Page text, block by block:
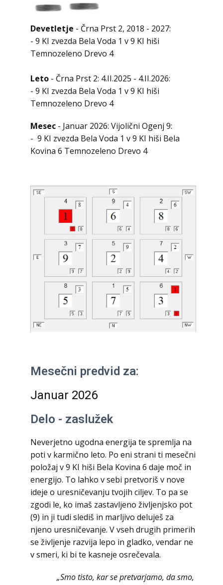
Devetletje - Črna Prst 2, 2018 - 2027:
- 9 KI zvezda Bela Voda 1 v 9 KI hiši
Temnozeleno Drevo 4
Leto - Črna Prst 2: 4.II.2025 - 4.II.2026:
- 9 KI zvezda Bela Voda 1 v 9 KI hiši
Temnozeleno Drevo 4
Mesec - Januar 2026: Vijolični Ogenj 9:
- 9 KI zvezda Bela Voda 1 v 9 KI hiši Bela
Kovina 6 Temnozeleno Drevo 4
Mesečni predvid za:
Januar 2026
Delo - zaslužek
Neverjetno ugodna energija te spremlja na
poti v karmično leto. Po eni strani ti mesečni
položaj v 9 KI hiši Bela Kovina 6 daje moč in
energijo. To lahko v sebi pretvoriš v nove
ideje o uresničevanju tvojih ciljev. To pa se
zgodi le, ko imaš zastavljeno življenjsko pot
(9) in ji tudi slediš in marljivo deluješ za
njeno uresničevanje. V vseh drugih primerih
se življenje razvija lepo in gladko, vendar ne
v smeri, ki bi te kasneje osrečevala.
„Smo tisto, kar se pretvarjamo, da smo,